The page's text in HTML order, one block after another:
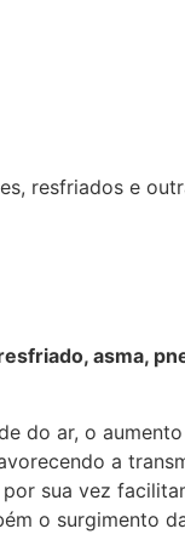
resfriados e
asma,
do ar, o
a
sua vez
o surgimento